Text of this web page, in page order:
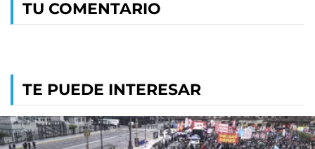
TU COMENTARIO
TE PUEDE INTERESAR